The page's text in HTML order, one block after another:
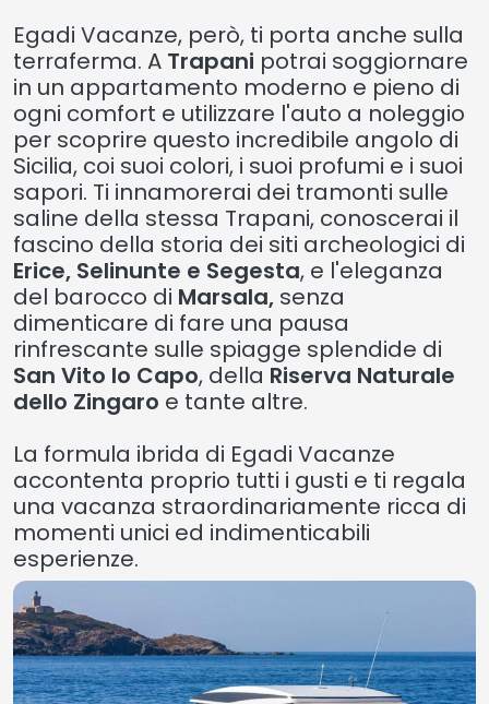
Egadi Vacanze, però, ti porta anche sulla
terraferma. A Trapani potrai soggiornare
in un appartamento moderno e pieno di
ogni comfort e utilizzare l'auto a noleggio
per scoprire questo incredibile angolo di
Sicilia, coi suoi colori, i suoi profumi e i suoi
sapori. Ti innamorerai dei tramonti sulle
saline della stessa Trapani, conoscerai il
fascino della storia dei siti archeologici di
Erice, Selinunte e Segesta, e l'eleganza
del barocco di Marsala, senza
dimenticare di fare una pausa
rinfrescante sulle spiagge splendide di
San Vito lo Capo, della Riserva Naturale
dello Zingaro e tante altre.
La formula ibrida di Egadi Vacanze
accontenta proprio tutti i gusti e ti regala
una vacanza straordinariamente ricca di
momenti unici ed indimenticabili
esperienze.